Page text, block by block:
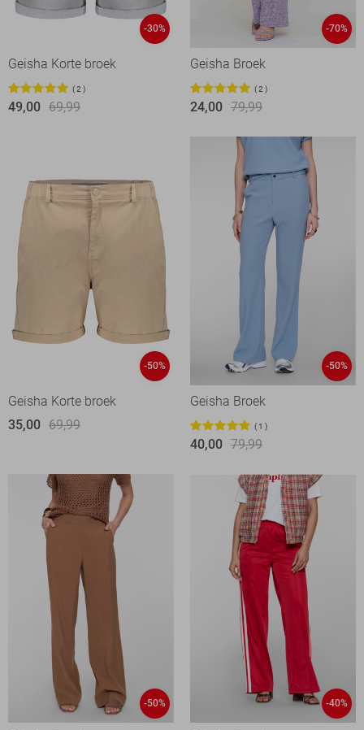
-30%
Geisha Korte broek
2
49,00 69,99
-70%
Geisha Broek
2
24,00 79,99
-50%
Geisha Korte broek
35,00 69,99
-50%
Geisha Broek
1
40,00 79,99
-50% -40%